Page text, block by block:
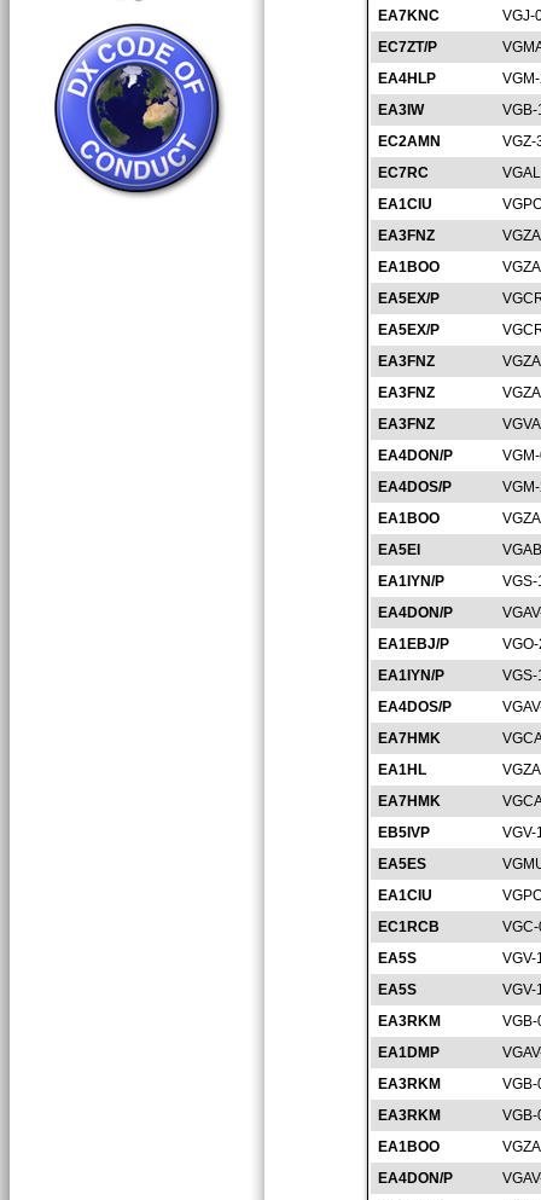
EA7KNC
VGJ-
EC7ZT/P
EA4HLP
EA3IW
EC2AMN
VGZ-
EC7RC
EA1CIU
EA3FNZ
EA1BOO
EA5EX/P
EA5EX/P
EA3FNZ
EA3FNZ
EA3FNZ
EA4DON/P
EA4DOS/P
EA1BOO
EA5EI
EA1IYN/P
EA4DON/P
EA1EBJ/P
EA1IYN/P
VGS-
EA4DOS/P
EA7HMK
EA1HL
EA7HMK
EB5IVP
VGV-
EA5ES
EA1CIU
EC1RCB
EA5S
VGV-
EA5S
VGV-
EA3RKM
EA1DMP
EA3RKM
EA3RKM
EA1BOO
EA4DON/P